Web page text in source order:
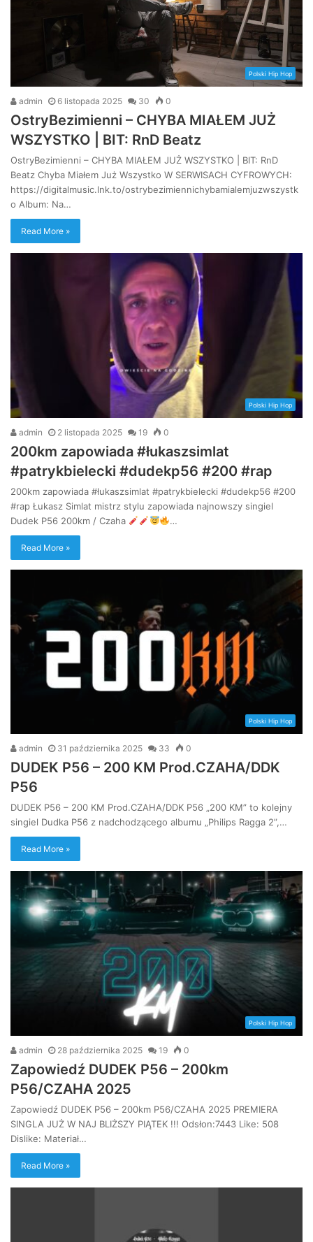
Polski Hip Hop
admin 6 listopada 2025 30 0
OstryBezimienni – CHYBA MIAŁEM JUŻ
WSZYSTKO | BIT: RnD Beatz
OstryBezimienni – CHYBA MIAŁEM JUŻ WSZYSTKO | BIT: RnD
Beatz Chyba Miałem Już Wszystko W SERWISACH CYFROWYCH:
https://digitalmusic.lnk.to/ostrybezimiennichybamialemjuzwszystk
o Album: Na…
Read More »
Polski Hip Hop
admin 2 listopada 2025 19 0
200km zapowiada #łukaszsimlat
#patrykbielecki #dudekp56 #200 #rap
200km zapowiada #łukaszsimlat #patrykbielecki #dudekp56 #200
#rap Łukasz Simlat mistrz stylu zapowiada najnowszy singiel
Dudek P56 200km / Czaha
…
Read More »
Polski Hip Hop
admin 31 października 2025 33 0
DUDEK P56 – 200 KM Prod.CZAHA/DDK
P56
DUDEK P56 – 200 KM Prod.CZAHA/DDK P56 „200 KM” to kolejny
singiel Dudka P56 z nadchodzącego albumu „Philips Ragga 2”,…
Read More »
Polski Hip Hop
admin 28 października 2025 19 0
Zapowiedź DUDEK P56 – 200km
P56/CZAHA 2025
Zapowiedź DUDEK P56 – 200km P56/CZAHA 2025 PREMIERA
SINGLA JUŻ W NAJ BLIŻSZY PIĄTEK !!! Odsłon:7443 Like: 508
Dislike: Materiał…
Read More »